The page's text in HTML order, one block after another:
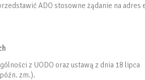
ADO stosowne żądanie na adres
z UODO oraz ustawą z dnia 18 lipca
zm.).